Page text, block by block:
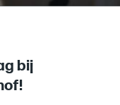
bij